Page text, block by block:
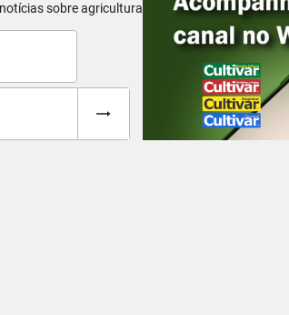
sobre agricultura